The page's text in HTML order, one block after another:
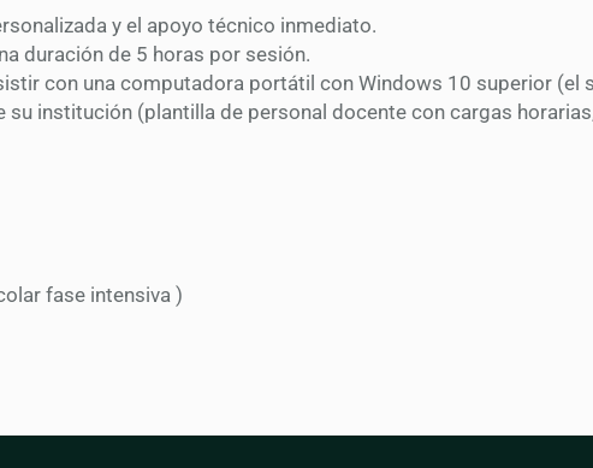
y el apoyo técnico inmediato.
duración de 5 horas por sesión.
con una computadora portátil con Windows 10 superior (el
institución (plantilla de personal docente con cargas
fase intensiva )